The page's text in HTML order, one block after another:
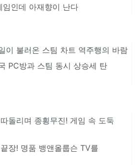
인데 아재향이 난다
이 불러온 스팀 차트 역주행의 바람
PC방과 스팀 동시 상승세 탄
돌리며 종횡무진! 게임 속 도둑
장! 명품 뱅앤올룹슨 TV를